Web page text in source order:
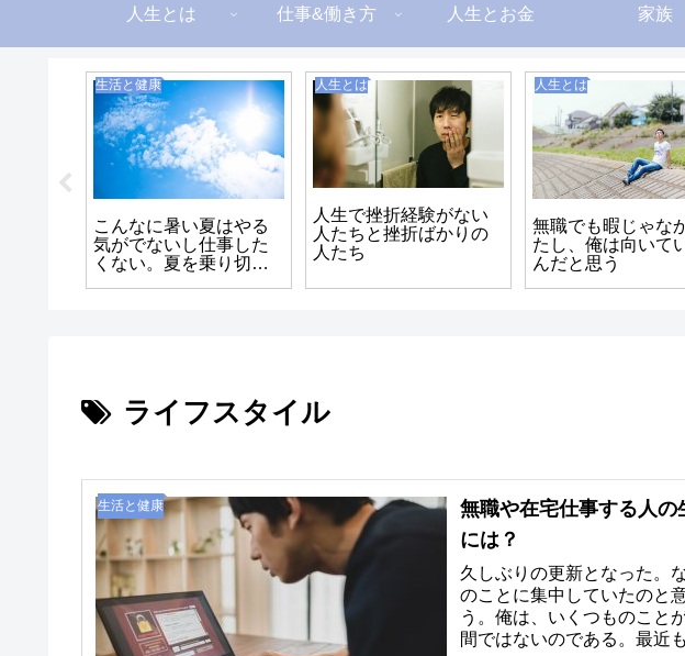
人生とは 仕事&働き方 人生とお金 家族
生活と健康
こんなに暑い夏はやる
気がでないし仕事した
くない。夏を乗り切る
人生とは
人生で挫折経験がない
人たちと挫折ばかりの
人たち
人生とは
無職でも暇じゃな
たし、俺は向いて
んだと思う
ライフスタイル
生活と健康
無職や在宅仕事する人
には？
久しぶりの更新となった。
のことに集中していたのと
う。俺は、いくつものこと
間ではないのである。最近